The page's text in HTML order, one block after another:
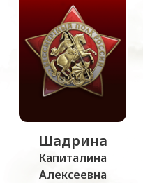
Шадрина
Капиталина
Алексеевна